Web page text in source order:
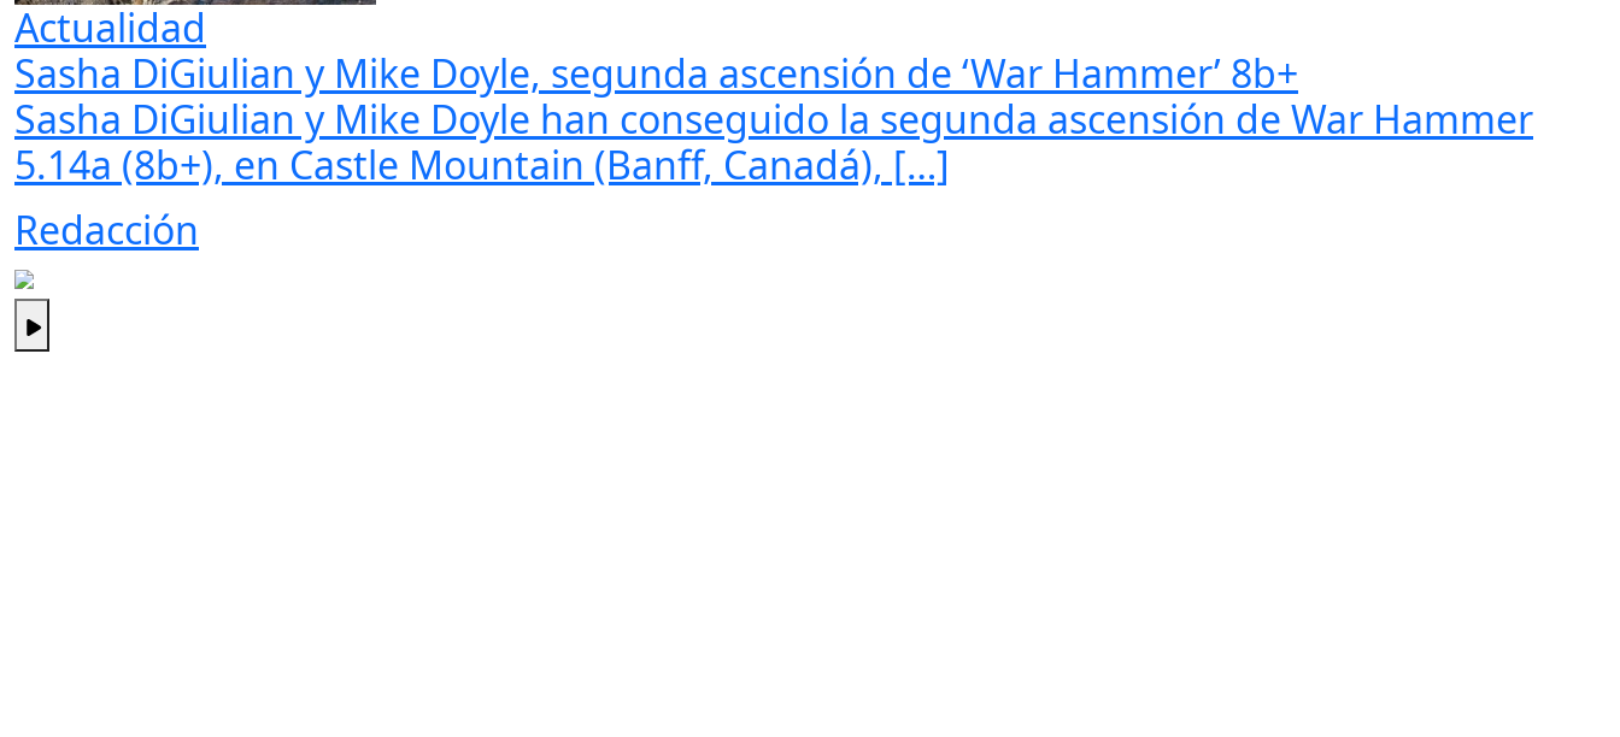
Actualidad
Sasha DiGiulian y Mike Doyle, segunda ascensión de ‘War Hammer’ 8b+
Sasha DiGiulian y Mike Doyle han conseguido la segunda ascensión de War Hammer
5.14a (8b+), en Castle Mountain (Banff, Canadá), […]
Redacción